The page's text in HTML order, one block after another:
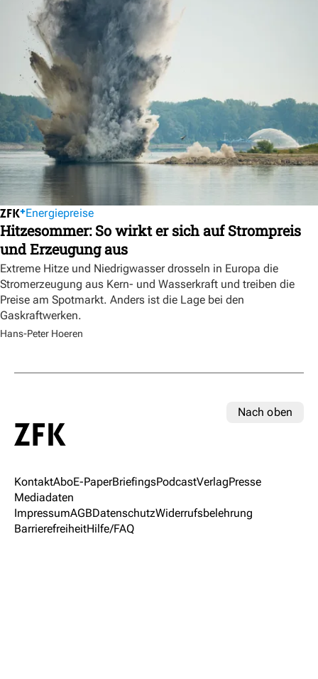
Energiepreise
Hitzesommer: So wirkt er sich auf Strompreis
und Erzeugung aus
Extreme Hitze und Niedrigwasser drosseln in Europa die
Stromerzeugung aus Kern- und Wasserkraft und treiben die
Preise am Spotmarkt. Anders ist die Lage bei den
Gaskraftwerken.
Hans-Peter Hoeren
Nach oben
KontaktAboE-PaperBriefingsPodcastVerlagPresse
Mediadaten
ImpressumAGBDatenschutzWiderrufsbelehrung
BarrierefreiheitHilfe/FAQ